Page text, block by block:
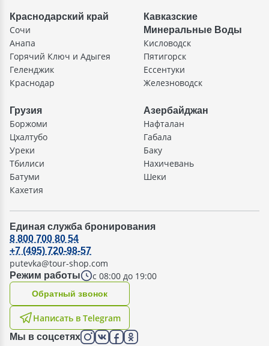
Краснодарский край
Сочи
Анапа
Горячий Ключ и Адыгея
Геленджик
Краснодар
Кавказские
Минеральные Воды
Кисловодск
Пятигорск
Ессентуки
Железноводск
Грузия
Боржоми
Цхалтубо
Уреки
Тбилиси
Батуми
Кахетия
Азербайджан
Нафталан
Габала
Баку
Нахичевань
Шеки
Единая служба бронирования
Режим работы с 08:00 до 19:00
8 800 700 80 54
+7 (495) 720-98-57
putevka@tour-shop.com
Написать в Telegram
Oбратный звонок
Мы в соцсетях